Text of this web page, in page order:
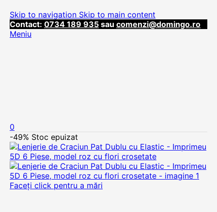
Skip to navigation Skip to main content
Contact: 0734 189 935 sau comenzi@domingo.ro
Meniu
0
-49% Stoc epuizat
Faceți click pentru a mări